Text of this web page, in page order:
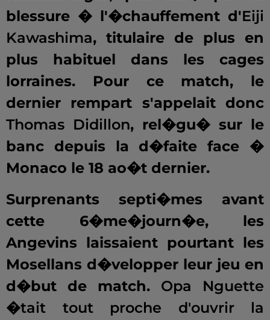
blessure � l'�chauffement d'Eiji
Kawashima, titulaire de plus en
plus habituel dans les cages
lorraines. Pour ce match, le
dernier rempart s'appelait donc
Thomas Didillon, rel�gu� sur le
banc depuis la d�faite face �
Monaco le 18 ao�t dernier.
Surprenants septi�mes avant
cette 6�me�journ�e, les
Angevins laissaient pourtant les
Mosellans d�velopper leur jeu en
d�but de match. Opa Nguette
�tait tout proche d'ouvrir la